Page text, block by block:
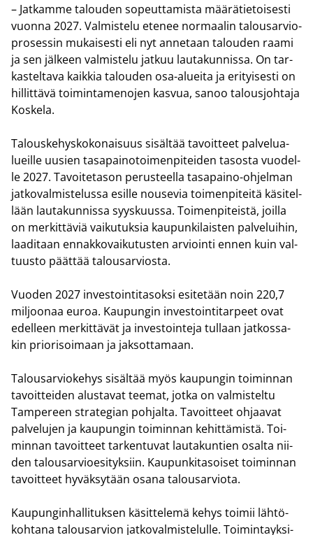
– Jat­kam­me ta­lou­den so­peut­ta­mis­ta mää­rä­tie­toi­ses­ti
vuon­na 2027. Val­mis­te­lu ete­nee nor­maa­lin ta­lous­ar­vio­
pro­ses­sin mu­kai­ses­ti eli nyt an­ne­taan ta­lou­den raami
ja sen jäl­keen val­mis­te­lu jat­kuu lau­ta­kun­nis­sa. On tar­
kas­tel­ta­va kaik­kia ta­lou­den osa-​alueita ja eri­tyi­ses­ti on
hil­lit­tä­vä toi­min­ta­me­no­jen kas­vua, sanoo ta­lous­joh­ta­ja
Kos­ke­la.
Ta­lous­ke­hys­ko­ko­nai­suus si­säl­tää ta­voit­teet pal­ve­lua­
lueil­le uusien ta­sa­pai­no­toi­men­pi­tei­den ta­sos­ta vuo­del­
le 2027. Ta­voi­te­ta­son pe­rus­teel­la tasapaino-​ohjelman
jat­ko­val­mis­te­lus­sa esil­le nouse­via toi­men­pi­tei­tä kä­si­tel­
lään lau­ta­kun­nis­sa syys­kuus­sa. Toi­men­pi­teis­tä, joil­la
on mer­kit­tä­viä vai­ku­tuk­sia kau­pun­ki­lais­ten pal­ve­lui­hin,
laa­di­taan en­nak­ko­vai­ku­tus­ten ar­vioin­ti ennen kuin val­
tuus­to päät­tää ta­lous­ar­vios­ta.
Vuo­den 2027 in­ves­toin­ti­ta­sok­si esi­te­tään noin 220,7
mil­joo­naa euroa. Kau­pun­gin in­ves­toin­ti­tar­peet ovat
edel­leen mer­kit­tä­vät ja in­ves­toin­te­ja tul­laan jat­kos­sa­
kin prio­ri­soi­maan ja jak­sot­ta­maan.
Ta­lous­ar­vio­ke­hys si­säl­tää myös kau­pun­gin toi­min­nan
ta­voit­tei­den alus­ta­vat tee­mat, jotka on val­mis­tel­tu
Tam­pe­reen stra­te­gian poh­jal­ta. Ta­voit­teet oh­jaa­vat
pal­ve­lu­jen ja kau­pun­gin toi­min­nan ke­hit­tä­mis­tä. Toi­
min­nan ta­voit­teet tar­ken­tu­vat lau­ta­kun­tien osal­ta nii­
den ta­lous­ar­vio­esi­tyk­siin. Kau­pun­ki­ta­soi­set toi­min­nan
ta­voit­teet hy­väk­sy­tään osana ta­lous­ar­vio­ta.
Kau­pun­gin­hal­li­tuk­sen kä­sit­te­le­mä kehys toi­mii läh­tö­
koh­ta­na ta­lous­ar­vion jat­ko­val­mis­te­lul­le. Toi­min­tayk­si­